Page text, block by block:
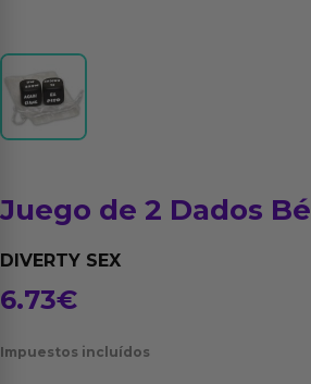
Juego de 2 Dados
DIVERTY SEX
6.73€
Impuestos incluídos